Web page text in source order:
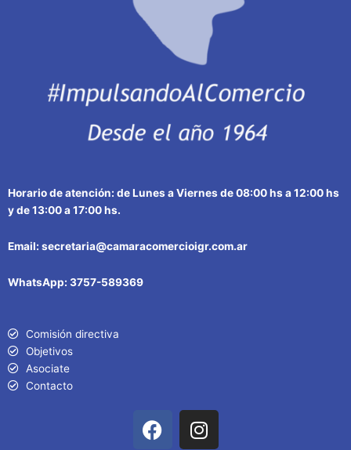
Horario de atención: de Lunes a Viernes de 08:00 hs a 12:00 hs
y de 13:00 a 17:00 hs.
Email: secretaria@camaracomercioigr.com.ar
WhatsApp: 3757-589369
Comisión directiva
Objetivos
Asociate
Contacto
F
a
I
n